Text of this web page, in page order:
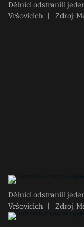
Dělníci odstranili
Vršovicích
Zdroj:
Dělníci odstranili
Vršovicích
Zdroj: